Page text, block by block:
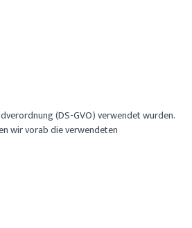
(DS-GVO) verwendet wurden.
wir vorab die verwendeten